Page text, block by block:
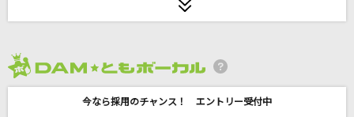
ヤミタイガール
今なら採用のチャンス！ エントリー受付中